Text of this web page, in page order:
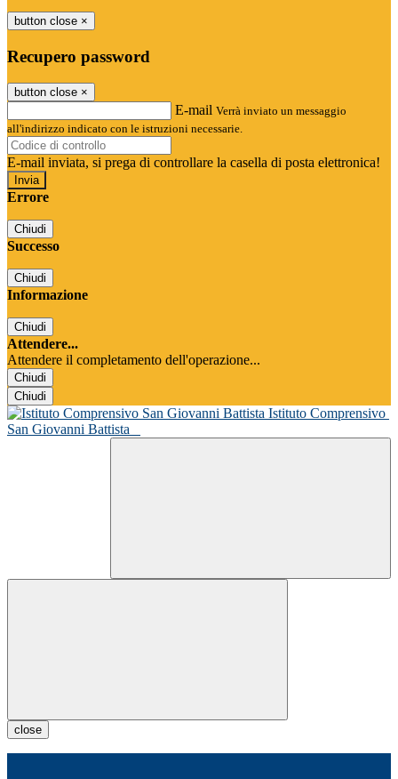
button close ×
Recupero password
button close ×
E-mail Verrà inviato un messaggio
all'indirizzo indicato con le istruzioni necessarie.
E-mail inviata, si prega di controllare la casella di posta elettronica!
Errore
Chiudi
Successo
Chiudi
Informazione
Chiudi
Attendere...
Attendere il completamento dell'operazione...
Chiudi
Chiudi
Istituto Comprensivo
San Giovanni Battista
close